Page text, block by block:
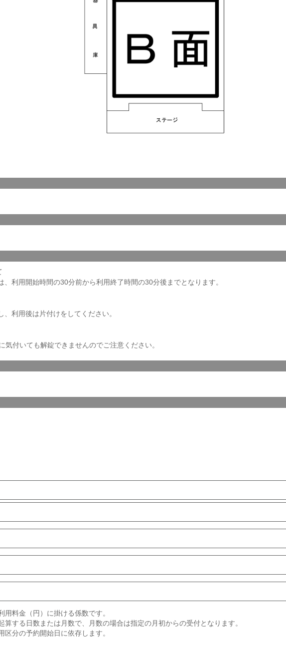
、利用開始時間の30分前から利用終了時間の30分後までとなります。
利用後は片付けをしてください。
気付いても解錠できませんのでご注意ください。
料金（円）に掛ける係数です。
算する日数または月数で、月数の場合は指定の月初からの受付となります。
分の予約開始日に依存します。